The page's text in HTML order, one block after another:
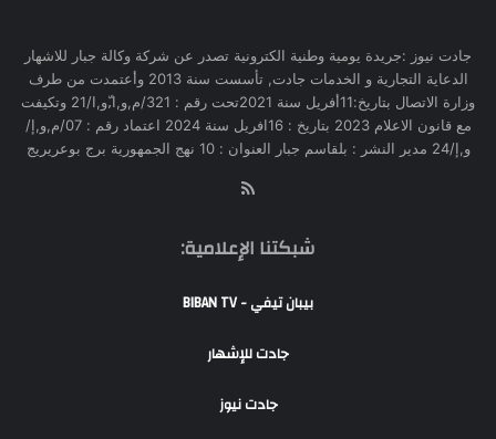
جادت نيوز :جريدة يومية وطنية الكترونية تصدر عن شركة وكالة جبار للاشهار
الدعاية التجارية و الخدمات جادت, تأسست سنة 2013 وأعتمدت من طرف
وزارة الاتصال بتاريخ:11أفريل سنة 2021تحت رقم : 321/م,و,ا,ّو,ا/21 وتكيفت
مع قانون الاعلام 2023 بتاريخ : 16افريل سنة 2024 اعتماد رقم : 07/م,و,إ/
و,إ/24 مدير النشر : بلقاسم جبار العنوان : 10 نهج الجمهورية برج بوعريريج
شبكتنا الإعلامية:
بيبان تيفي - BIBAN TV
جادت للإشهار
جادت نيوز